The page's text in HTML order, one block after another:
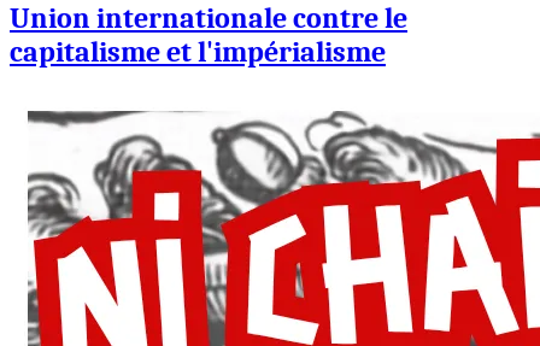
Union internationale contre le
capitalisme et l'impérialisme